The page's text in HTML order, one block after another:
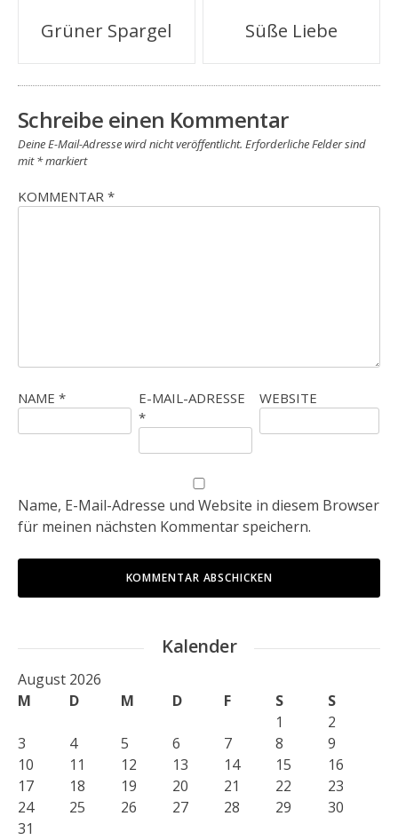
Beitragsnavigation
Grüner Spargel Süße Liebe
Schreibe einen Kommentar
Deine E-Mail-Adresse wird nicht veröffentlicht. Erforderliche Felder sind
mit*markiert
KOMMENTAR *
NAME *
E-MAIL-ADRESSE
*
WEBSITE
Name, E-Mail-Adresse und Website in diesem Browser
für meinen nächsten Kommentar speichern.
Kalender
August 2026
M
D M D F S
S
1
2
3
4 5 6 7 8
9
10
11 12 13 14 15
16
17
18 19 20 21 22
23
24
25 26 27 28 29
30
31